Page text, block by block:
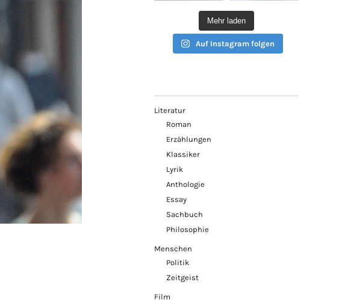
Mehr laden
Auf Instagram folgen
Literatur
Roman
Erzählungen
Klassiker
Lyrik
Anthologie
Essay
Sachbuch
Philosophie
Menschen
Politik
Zeitgeist
Film